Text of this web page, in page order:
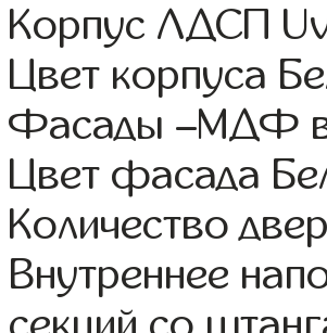
Корпус ЛДСП
Цвет корпуса
Фасады –МДФ в
Цвет фасада
Количество
Внутреннее